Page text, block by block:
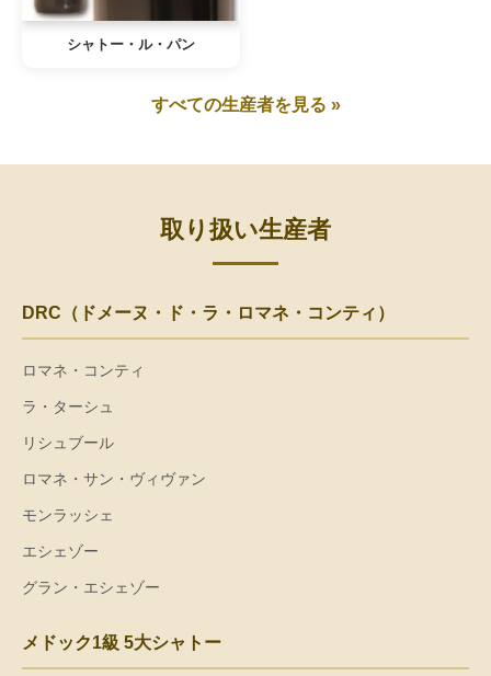
シャトー・ル・パン
すべての生産者を見る »
取り扱い生産者
DRC（ドメーヌ・ド・ラ・ロマネ・コンティ）
ロマネ・コンティ
ラ・ターシュ
リシュブール
ロマネ・サン・ヴィヴァン
モンラッシェ
エシェゾー
グラン・エシェゾー
メドック1級 5大シャトー